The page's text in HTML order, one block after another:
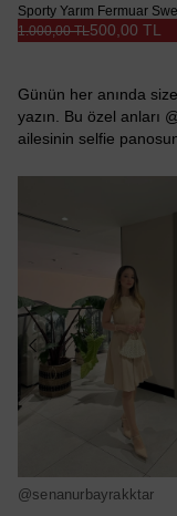
Sporty Yarım Fermuar
500,00 TL
1.000,00 TL
Günün her anında
yazın. Bu özel anları
ailesinin selfie
@senanurbayrakktar